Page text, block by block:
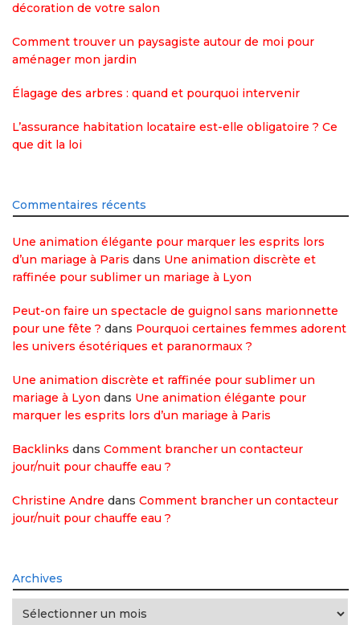
décoration de votre salon
Comment trouver un paysagiste autour de moi pour
aménager mon jardin
Élagage des arbres : quand et pourquoi intervenir
L’assurance habitation locataire est-elle obligatoire ? Ce
que dit la loi
Commentaires récents
Une animation élégante pour marquer les esprits lors
d’un mariage à Paris dans Une animation discrète et
raffinée pour sublimer un mariage à Lyon
Peut-on faire un spectacle de guignol sans marionnette
pour une fête ? dans Pourquoi certaines femmes adorent
les univers ésotériques et paranormaux ?
Une animation discrète et raffinée pour sublimer un
mariage à Lyon dans Une animation élégante pour
marquer les esprits lors d’un mariage à Paris
Backlinks dans Comment brancher un contacteur
jour/nuit pour chauffe eau ?
Christine Andre dans Comment brancher un contacteur
jour/nuit pour chauffe eau ?
Archives
Archives